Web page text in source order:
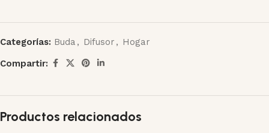
Categorías: Buda , Difusor , Hogar
Compartir:
Productos relacionados